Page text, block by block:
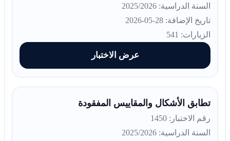
السنة الدراسية: 2025/2026
تاريخ الإضافة: 28-05-2026
الزيارات: 541
عرض الاختبار
تطابق الأشكال والمقاييس المفقودة
رقم الاختبار: 1450
السنة الدراسية: 2025/2026